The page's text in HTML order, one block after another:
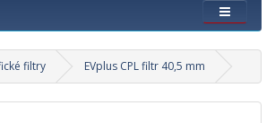
filtry EVplus CPL filtr 40,5 mm